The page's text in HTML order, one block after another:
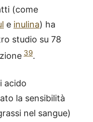
(come
e inulina) ha
studio su 78
39.
acido
la sensibilità
nel sangue)